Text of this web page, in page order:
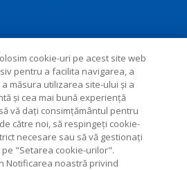
cookie-uri pe acest site web
pentru a facilita navigarea, a
măsura utilizarea site-ului și a
și cea mai bună experiență
vă dați consimțământul pentru
către noi, să respingeți cookie-
necesare sau să vă gestionați
"Setarea cookie-urilor".
Notificarea noastră privind